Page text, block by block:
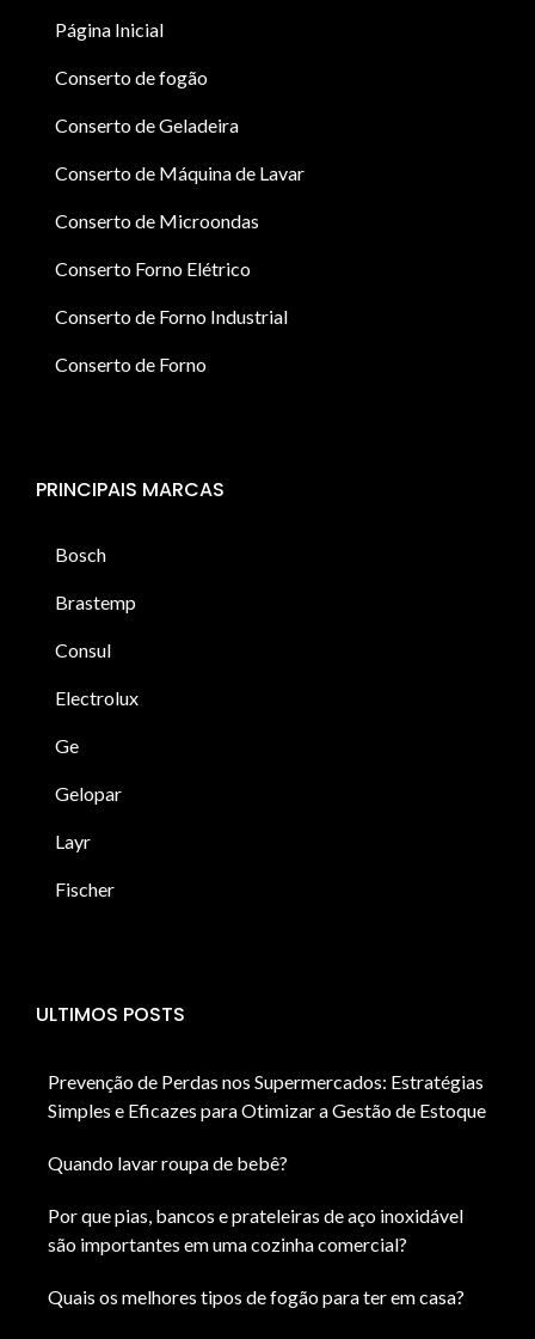
Página Inicial
Conserto de fogão
Conserto de Geladeira
Conserto de Máquina de Lavar
Conserto de Microondas
Conserto Forno Elétrico
Conserto de Forno Industrial
Conserto de Forno
PRINCIPAIS MARCAS
Bosch
Brastemp
Consul
Electrolux
Ge
Gelopar
Layr
Fischer
ULTIMOS POSTS
Prevenção de Perdas nos Supermercados: Estratégias
Simples e Eficazes para Otimizar a Gestão de Estoque
Quando lavar roupa de bebê?
Por que pias, bancos e prateleiras de aço inoxidável
são importantes em uma cozinha comercial?
Quais os melhores tipos de fogão para ter em casa?